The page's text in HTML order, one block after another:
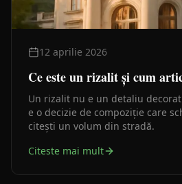
12 aprilie 2026
Ce este un rizalit și cum
Un rizalit nu e un detaliu
e o decizie de compoziție care
citești un volum din stradă.
Citeste mai mult